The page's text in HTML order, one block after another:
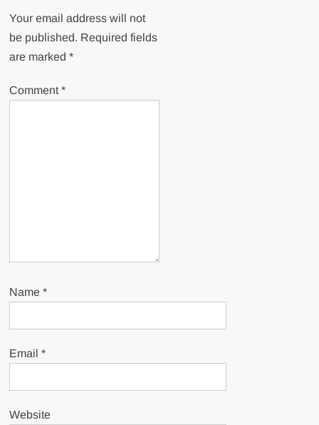
Your email address will not
be published. Required fields
are marked*
Comment*
Name*
Email*
Website